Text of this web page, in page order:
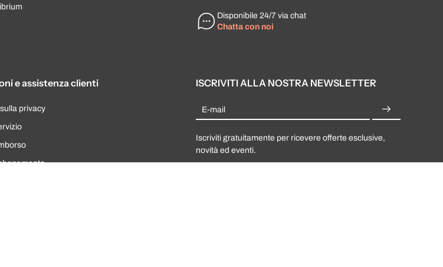
Disponibile 24/7 via chat
Chatta con noi
e assistenza clienti
privacy
ISCRIVITI ALLA NOSTRA NEWSLETTER
E-mail
Iscriviti gratuitamente per ricevere offerte esclusive,
novità ed eventi.